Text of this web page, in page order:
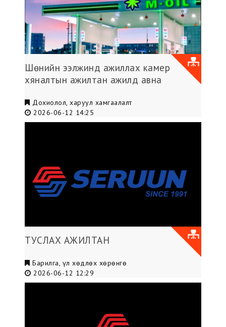
Шөнийн ээлжинд ажиллах камер
хяналтын ажилтан ажилд авна
Дохиолол, харуул хамгаалалт
2026-06-12 14:25
ТУСЛАХ АЖИЛТАН
Барилга, үл хөдлөх хөрөнгө
2026-06-12 12:29